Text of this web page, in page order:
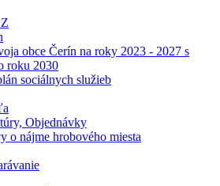
obce Čerín na roky 2023 - 2027 s
roku 2030
sociálnych služieb
Objednávky
o nájme hrobového miesta